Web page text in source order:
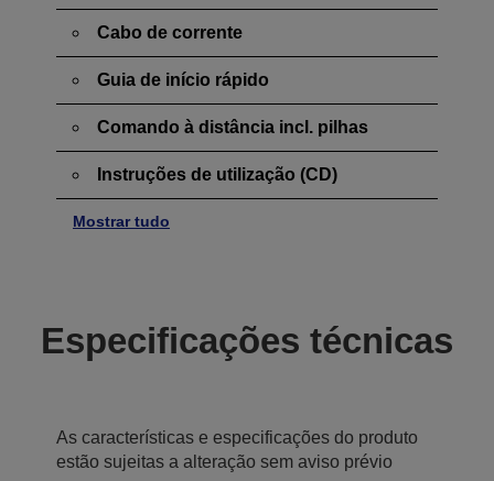
Cabo de corrente
Guia de início rápido
Comando à distância incl. pilhas
Instruções de utilização (CD)
Mostrar tudo
Especificações técnicas
As características e especificações do produto
estão sujeitas a alteração sem aviso prévio